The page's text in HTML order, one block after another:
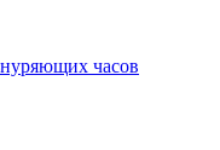
часов